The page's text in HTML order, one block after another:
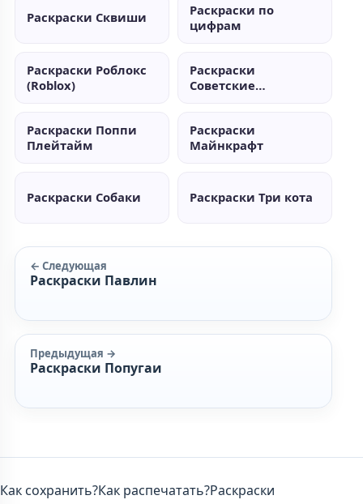
Раскраски Сквиши
Раскраски по
цифрам
Раскраски Роблокс
(Roblox)
Раскраски
Советские
Раскраски Поппи
Плейтайм
Раскраски
Майнкрафт
Раскраски Собаки Раскраски Три кота
← Следующая
Раскраски Павлин
Предыдущая →
Раскраски Попугаи
Как сохранить?Как распечатать?Раскраски